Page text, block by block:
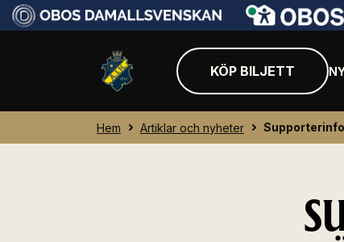
KÖP BILJETT
Hem Artiklar och nyheter